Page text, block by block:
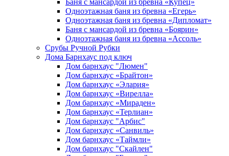
Баня с мансардой из бревна «Купец»
Одноэтажная баня из бревна «Егерь»
Одноэтажная баня из бревна «Дипломат»
Баня с мансардой из бревна «Боярин»
Одноэтажная баня из бревна «Ассоль»
Срубы Ручной Рубки
Дома Барнхаус под ключ
Дом барнхаус "Люмен"
Дом барнхаус «Брайтон»
Дом барнхаус «Элария»
Дом барнхаус «Вирелла»
Дом барнхаус «Мираден»
Дом барнхаус «Терлиан»
Дом барнхаус "Арбис"
Дом барнхаус «Санвиль»
Дом барнхаус «Таймли»
Дом барнхаус "Скайлен"